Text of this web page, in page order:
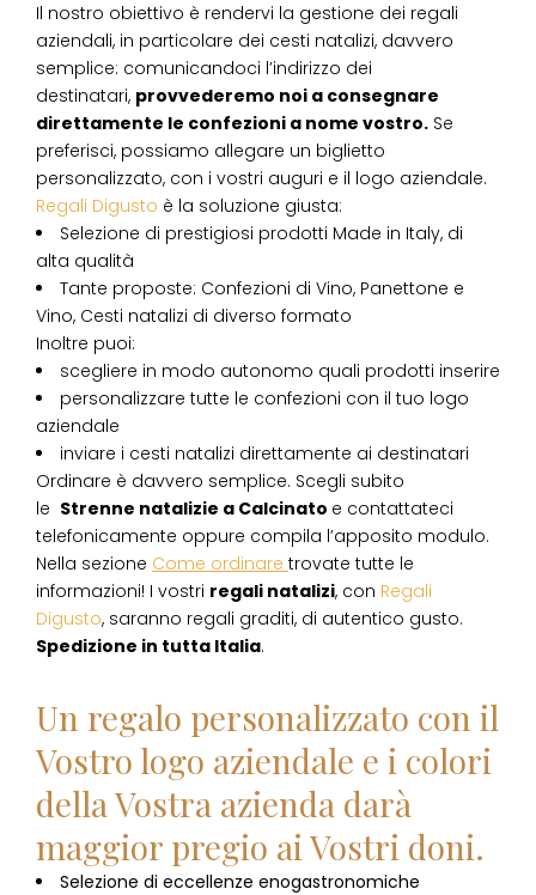
Il nostro obiettivo è rendervi la gestione dei regali
aziendali, in particolare dei cesti natalizi, davvero
semplice: comunicandoci l’indirizzo dei
destinatari, provvederemo noi a consegnare
direttamente le confezioni a nome vostro. Se
preferisci, possiamo allegare un biglietto
personalizzato, con i vostri auguri e il logo aziendale.
Regali Digusto è la soluzione giusta:
Selezione di prestigiosi prodotti Made in Italy, di
alta qualità
Tante proposte: Confezioni di Vino, Panettone e
Vino, Cesti natalizi di diverso formato
Inoltre puoi:
scegliere in modo autonomo quali prodotti inserire
personalizzare tutte le confezioni con il tuo logo
aziendale
inviare i cesti natalizi direttamente ai destinatari
Ordinare è davvero semplice. Scegli subito
le Strenne natalizie a Calcinato e contattateci
telefonicamente oppure compila l’apposito modulo.
Nella sezione Come ordinare trovate tutte le
informazioni! I vostri regali natalizi, con Regali
Digusto, saranno regali graditi, di autentico gusto.
Spedizione in tutta Italia.
Un regalo personalizzato con il
Vostro logo aziendale e i colori
della Vostra azienda darà
maggior pregio ai Vostri doni.
Selezione di eccellenze enogastronomiche